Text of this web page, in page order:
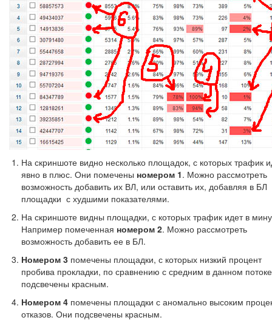
На скриншоте видно несколько площадок, с которых трафик
явно в плюс. Они помечены номером 1. Можно рассмотреть
возможность добавить их ВЛ, или оставить их, добавляя в БЛ
площадки с худшими показателями.
На скриншоте видны площадки, с которых трафик идет в
Например помеченная номером 2. Можно рассмотреть
возможность добавить ее в БЛ.
Номером 3 помечены площадки, с которых низкий процент
пробива прокладки, по сравнению с средним в данном
подсвечены красным.
Номером 4 помечены площадки с аномально высоким
отказов. Они подсвечены красным.